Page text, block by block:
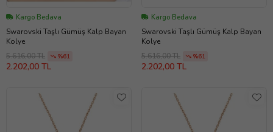
Kargo Bedava
Swarovski Taşlı Gümüş Kalp Bayan
Kolye
5.616,00 TL
%61
2.202,00 TL
Kargo Bedava
Swarovski Taşlı Gümüş Kalp Bayan
Kolye
5.616,00 TL
%61
2.202,00 TL